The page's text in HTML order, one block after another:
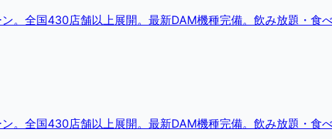
。全国430店舗以上展開。最新DAM機種完備。飲み放題・食べ
。全国430店舗以上展開。最新DAM機種完備。飲み放題・食べ